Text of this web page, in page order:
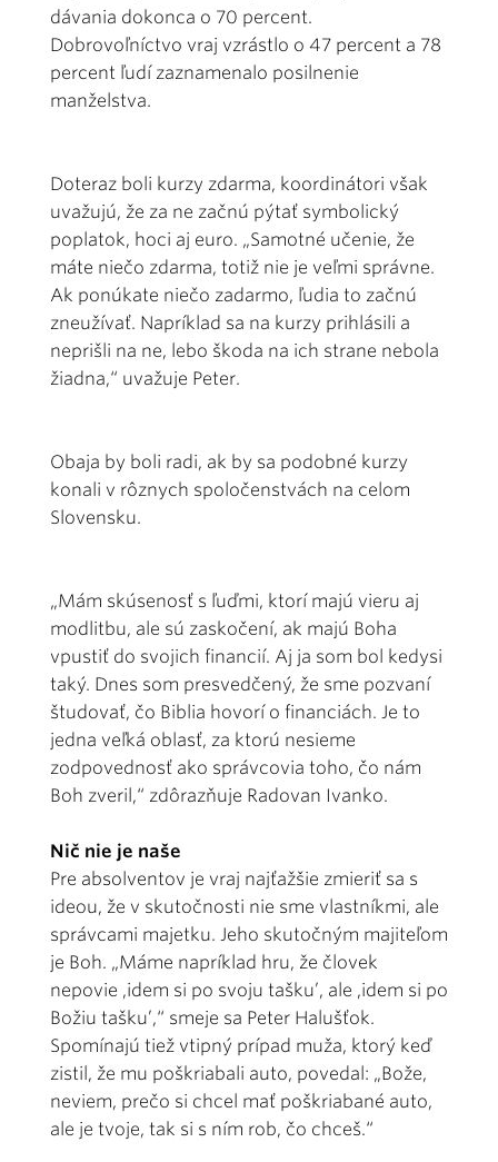
dávania dokonca o 70 percent.
Dobrovoľníctvo vraj vzrástlo o 47 percent a 78
percent ľudí zaznamenalo posilnenie
manželstva.
Doteraz boli kurzy zdarma, koordinátori však
uvažujú, že za ne začnú pýtať symbolický
poplatok, hoci aj euro. „Samotné učenie, že
máte niečo zdarma, totiž nie je veľmi správne.
Ak ponúkate niečo zadarmo, ľudia to začnú
zneužívať. Napríklad sa na kurzy prihlásili a
neprišli na ne, lebo škoda na ich strane nebola
žiadna,“ uvažuje Peter.
Obaja by boli radi, ak by sa podobné kurzy
konali v rôznych spoločenstvách na celom
Slovensku.
„Mám skúsenosť s ľuďmi, ktorí majú vieru aj
modlitbu, ale sú zaskočení, ak majú Boha
vpustiť do svojich financií. Aj ja som bol kedysi
taký. Dnes som presvedčený, že sme pozvaní
študovať, čo Biblia hovorí o financiách. Je to
jedna veľká oblasť, za ktorú nesieme
zodpovednosť ako správcovia toho, čo nám
Boh zveril,“ zdôrazňuje Radovan Ivanko.
Nič nie je naše
Pre absolventov je vraj najťažšie zmieriť sa s
ideou, že v skutočnosti nie sme vlastníkmi, ale
správcami majetku. Jeho skutočným majiteľom
je Boh. „Máme napríklad hru, že človek
nepovie ‚idem si po svoju tašku’, ale ‚idem si po
Božiu tašku’,“ smeje sa Peter Halušťok.
Spomínajú tiež vtipný prípad muža, ktorý keď
zistil, že mu poškriabali auto, povedal: „Bože,
neviem, prečo si chcel mať poškriabané auto,
ale je tvoje, tak si s ním rob, čo chceš.“